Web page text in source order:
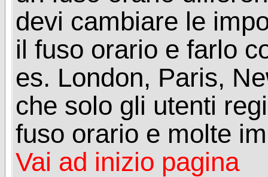
devi cambiare le
il fuso orario e farlo
es. London, Paris,
che solo gli utenti
fuso orario e molte
Vai ad inizio pagina